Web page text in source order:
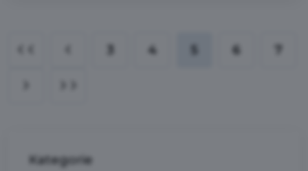
4 6 7
Kategorie